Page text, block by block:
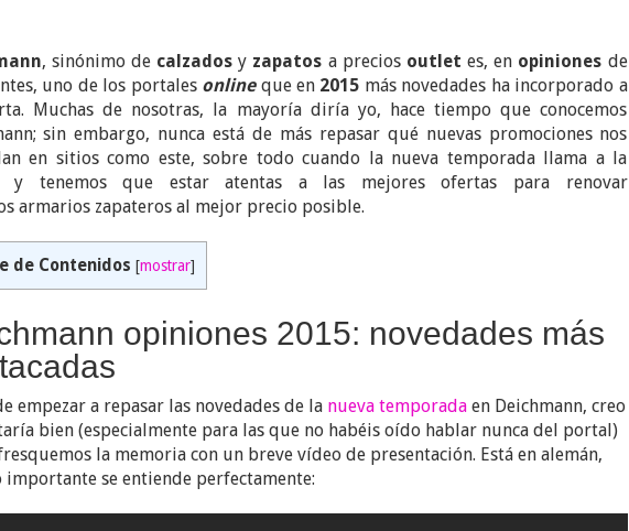
, sinónimo de calzados y zapatos a precios outlet es, en opiniones de
uno de los portales onlineque en 2015 más novedades ha incorporado a
Muchas de nosotras, la mayoría diría yo, hace tiempo que conocemos
sin embargo, nunca está de más repasar qué nuevas promociones nos
en sitios como este, sobre todo cuando la nueva temporada llama a la
y tenemos que estar atentas a las mejores ofertas para renovar
armarios zapateros al mejor precio posible.
de Contenidos [mostrar]
opiniones 2015: novedades más
empezar a repasar las novedades de la nueva temporadaen Deichmann, creo
bien (especialmente para las que no habéis oído hablar nunca del portal)
la memoria con un breve vídeo de presentación. Está en alemán,
importante se entiende perfectamente: